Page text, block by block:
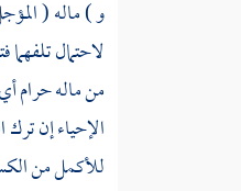
و ) ماله (
لاحتمال
من ماله حرام
الإحياء إن
للأكمل من